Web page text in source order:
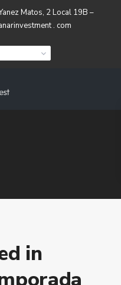
Matos, 2 Local 19B –
. com
in